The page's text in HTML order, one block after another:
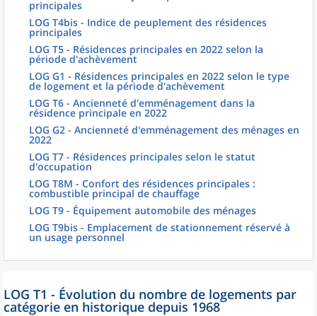
principales
LOG T4bis - Indice de peuplement des résidences
principales
LOG T5 - Résidences principales en 2022 selon la
période d'achèvement
LOG G1 - Résidences principales en 2022 selon le type
de logement et la période d'achèvement
LOG T6 - Ancienneté d'emménagement dans la
résidence principale en 2022
LOG G2 - Ancienneté d'emménagement des ménages en
2022
LOG T7 - Résidences principales selon le statut
d'occupation
LOG T8M - Confort des résidences principales :
combustible principal de chauffage
LOG T9 - Équipement automobile des ménages
LOG T9bis - Emplacement de stationnement réservé à
un usage personnel
LOG T1 - Évolution du nombre de logements par
catégorie en historique depuis 1968